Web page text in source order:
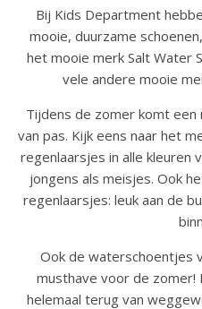
Bij Kids Department
mooie, duurzame
het mooie merk Salt Water
vele andere mooie
Tijdens de zomer komt
van pas. Kijk eens naar het
regenlaarsjes in alle kleuren
jongens als meisjes. Ook
regenlaarsjes: leuk aan de
Ook de waterschoentjes
musthave voor de
helemaal terug van